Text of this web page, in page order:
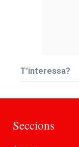
T’interessa?
Seccions